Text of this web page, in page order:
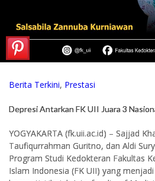
Berita Terkini, Prestasi
Depresi Antarkan FK UII Juara 3
YOGYAKARTA (fk.uii.ac.id) – Sajjad
Taufiqurrahman Guritno, dan Aldi
Program Studi Kedokteran Fakultas
Islam Indonesia (FK UII) yang